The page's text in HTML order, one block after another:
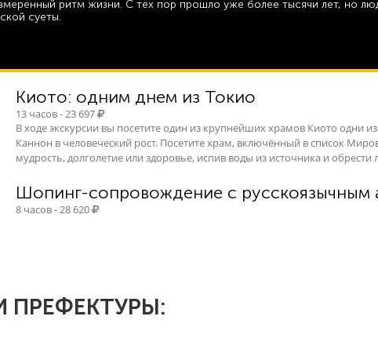
ритм жизни. С тех пор прошло уже более тысячи лет, но
суеты.
Киото: одним днем из Токио
13 часов - 23 697
В ходе экскурсии вы посетите один из крупнейших храмов Киото одни
Каннон в человеческий рост. Посетите храм, включённый в список
мудрость, долголетие или здоровье, испив воды из источника и
Шопинг-сопровождение с русскоязычным
8 часов - 28 620